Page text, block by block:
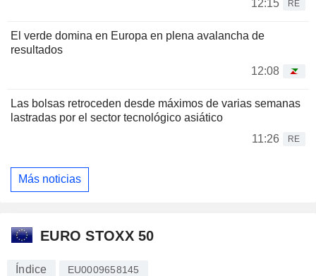
12:15 RE
El verde domina en Europa en plena avalancha de
resultados
12:08
Las bolsas retroceden desde máximos de varias semanas
lastradas por el sector tecnológico asiático
11:26
RE
Más noticias
EURO STOXX 50
Índice EU0009658145